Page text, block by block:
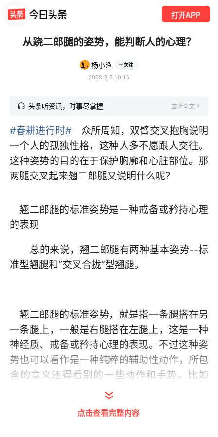
打开APP
从跷二郎腿的姿势，能判断人的心理？
杨小渔 关注
2023-3-5 10:15
头条听资讯，时事尽掌握 去听全文
#春耕进行时# 众所周知，双臂交叉抱胸说明
一个人的孤独性格，这种人多不愿跟人交往。
这种姿势的目的在于保护胸廓和心脏部位。那
两腿交叉起来翘二郎腿又说明什么呢？
翘二郎腿的标准姿势是一种戒备或矜持心理
的表现
总的来说，翘二郎腿有两种基本姿势--标
准型翘腿和“交叉合拢”型翘腿。
翘二郎腿的标准姿势，就是指一条腿搭在另
一条腿上，一般是右腿搭在左腿上，这是一种
神经质、戒备或矜持心理的表现。不过这种姿
势也可以看作是一种纯粹的辅助性动作，所包
含的意义还得看别的一些动作和手势。比如
说，人们经常是在听课或长时间坐不舒服椅子
时也采用这个姿势。如果一个人挨冻，他也会
本能地采用这个姿势。
点击查看完整内容